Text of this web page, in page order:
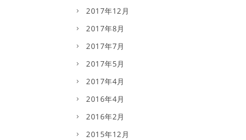
2017年12月
2017年8月
2017年7月
2017年5月
2017年4月
2016年4月
2016年2月
2015年12月